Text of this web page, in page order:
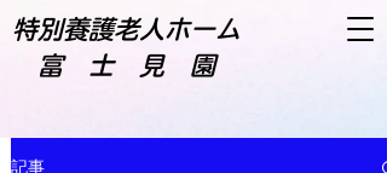
特別養護老人ホーム
​ 富 士 見 園
記事